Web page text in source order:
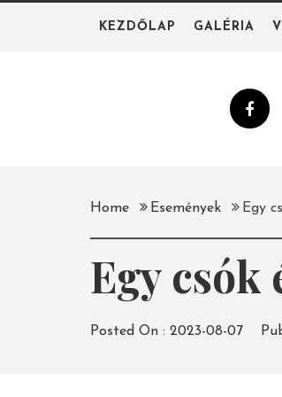
KEZDŐLAP GALÉRIA
Home Események Egy
Egy csók
Posted On : 2023-08-07